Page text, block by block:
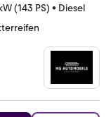
(143 PS) • Diesel